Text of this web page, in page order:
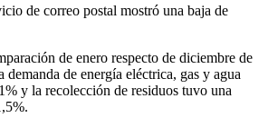
de correo postal mostró una baja de
de enero respecto de diciembre de
demanda de energía eléctrica, gas y agua
y la recolección de residuos tuvo una